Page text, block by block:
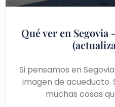
Qué ver en Segovia
Si pensamos en
imagen de acueducto.
muchas cosas